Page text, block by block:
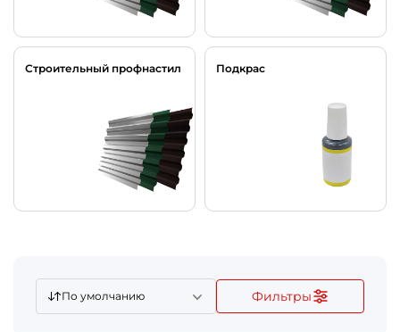
Строительный профнастил Подкрас
По умолчанию Фильтры